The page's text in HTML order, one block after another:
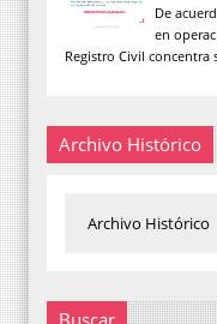
De
en
Registro Civil concentra
Archivo Histórico